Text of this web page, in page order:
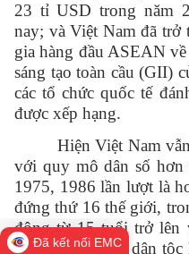
23 tỉ USD trong năm
nay; và Việt Nam đã trở
gia hàng đầu ASEAN
sáng tạo toàn cầu (GII)
các tổ chức quốc tế
được xếp hạng.
Hiện Việt Nam
với quy mô dân số
1975, 1986 lần lượt là
đứng thứ 16 thế giới,
động từ 15 tuổi trở lên
đại đoàn kết các dân
Đã kết nối EMC